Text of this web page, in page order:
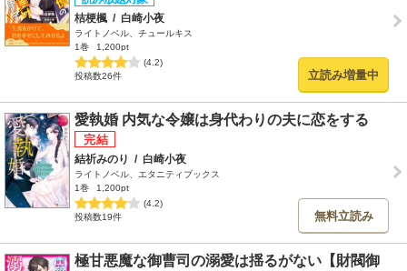
桔梗楓 / 白崎小夜
ライトノベル、チュールキス
1巻
1,200pt
(4.2)
投稿数26件
立読み増量中
愛執婚 内気な令嬢は身代わりの夫に恋をする
結祈みのり / 白崎小夜
ライトノベル、エタニティブックス
1巻
1,200pt
(4.2)
投稿数19件
無料立読み
極甘悪魔な御曹司の溺愛は揺るがない【財閥御